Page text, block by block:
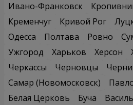
Ивано-Франковск
Кременчуг
Кривой Рог
Одесса
Полтава Ровно
Ужгород
Харьков Херсон
Черкассы
Черновцы
Самар (Новомосковск)
Белая Церковь
Буча